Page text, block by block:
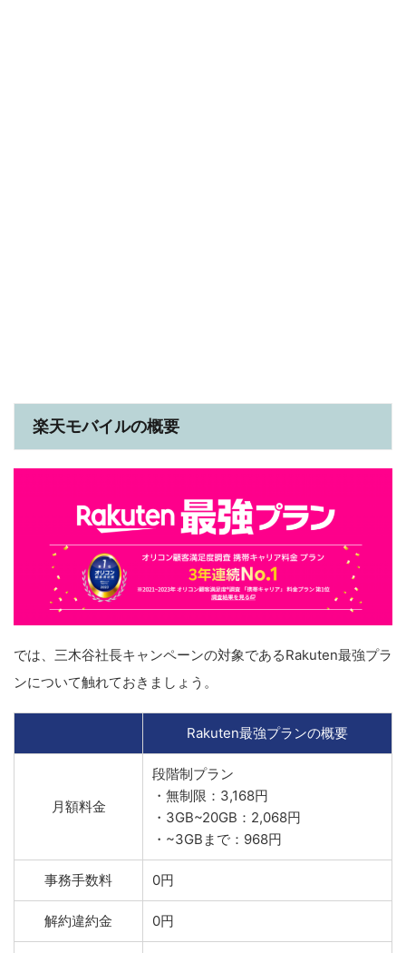
楽天モバイルの概要
では、三木谷社長キャンペーンの対象であるRakuten最強プラ
ンについて触れておきましょう。
Rakuten最強プランの概要
月額料金
段階制プラン
・無制限：3,168円
・3GB~20GB：2,068円
・~3GBまで：968円
事務手数料 0円
解約違約金 0円